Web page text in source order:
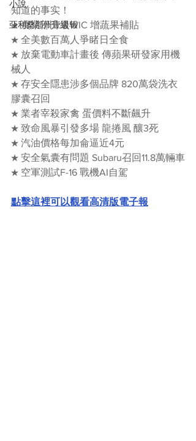
小說
亞利桑那州壹週報
知道的事实！
★ 農業部升級WIC 增蔬果補貼
★ 全美數百萬人爭睹日全食
★ 放棄電動車計畫後 傳蘋果研發家用機
械人
★ 存安全隱患涉多個品牌 820萬袋洗衣
膠囊召回
★ 業者宰殺家禽 蛋價料不斷飆升
★ 致命風暴引發多場 龍捲風 釀3死
★ 汽油價格每加侖逼近4元
★ 安全氣囊有問題 Subaru召回11.8萬輛車
★ 空軍測試F-16 戰機AI自駕
點擊這裡可以觀看高清版電子報